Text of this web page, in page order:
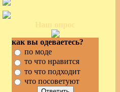
как вы одеваетесь?
по моде
то что нравится
то что подходит
что посоветуют